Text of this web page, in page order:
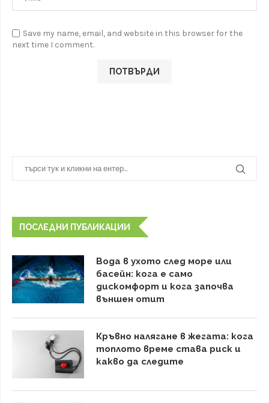
Save my name, email, and website in this browser for the
next time I comment.
ПОСЛЕДНИ ПУБЛИКАЦИИ
Вода в ухото след море или
басейн: кога е само
дискомфорт и кога започва
външен отит
Кръвно налягане в жегата: кога
топлото време става риск и
какво да следите